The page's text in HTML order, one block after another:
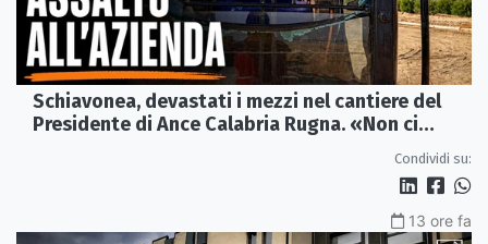
Schiavonea, devastati i mezzi nel cantiere del
Presidente di Ance Calabria Rugna. «Non ci
Condividi su:
13 ore fa